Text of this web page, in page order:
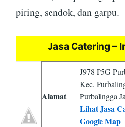
piring, sendok, dan garpu.
Jasa Catering –
Alamat
J978 P5G
Kec.
Purbalingga
Lihat Jasa
Google Map